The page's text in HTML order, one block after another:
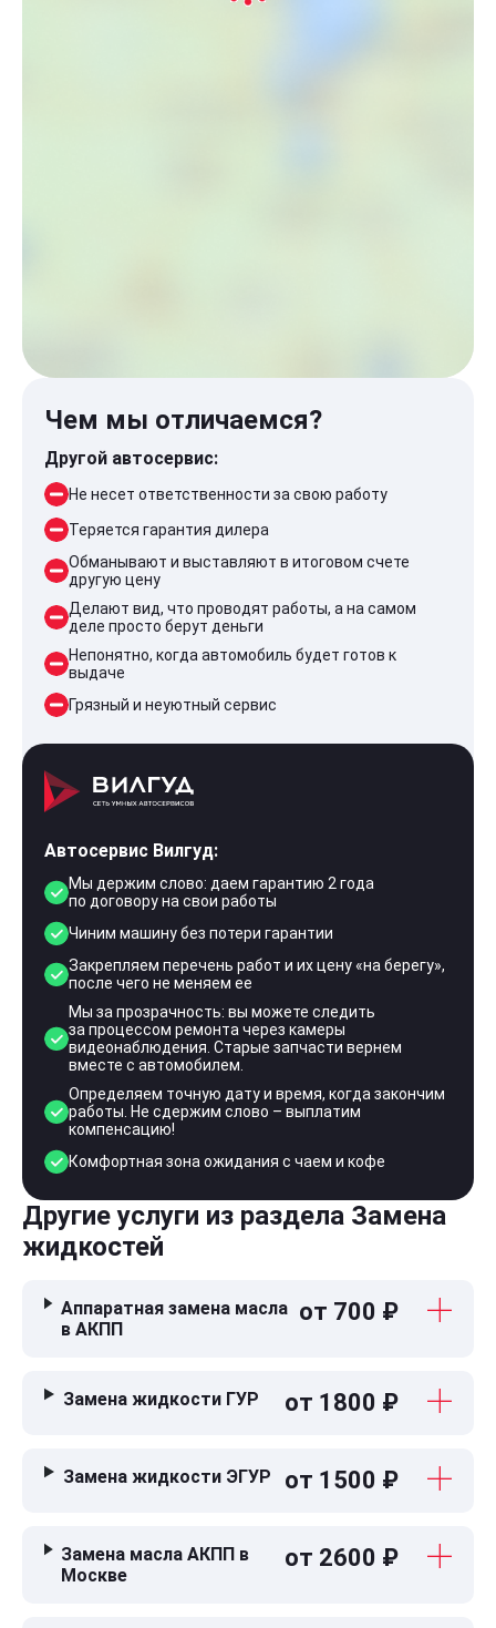
Чем мы отличаемся?
Другой автосервис:
Не несет ответственности за свою работу
Теряется гарантия дилера
Обманывают и выставляют в итоговом счете
другую цену
Делают вид, что проводят работы, а на самом
деле просто берут деньги
Непонятно, когда автомобиль будет готов к
выдаче
Грязный и неуютный сервис
Автосервис Вилгуд:
Мы держим слово: даем гарантию 2 года
по договору на свои работы
Чиним машину без потери гарантии
Закрепляем перечень работ и их цену «на берегу»,
после чего не меняем ее
Мы за прозрачность: вы можете следить
за процессом ремонта через камеры
видеонаблюдения. Старые запчасти вернем
вместе с автомобилем.
Определяем точную дату и время, когда закончим
работы. Не сдержим слово – выплатим
компенсацию!
Комфортная зона ожидания с чаем и кофе
Другие услуги из раздела Замена
жидкостей
Аппаратная замена масла
в АКПП
от 700 ₽
Замена жидкости ГУР от 1800 ₽
Замена жидкости ЭГУР от 1500 ₽
Замена масла АКПП в
Москве
от 2600 ₽